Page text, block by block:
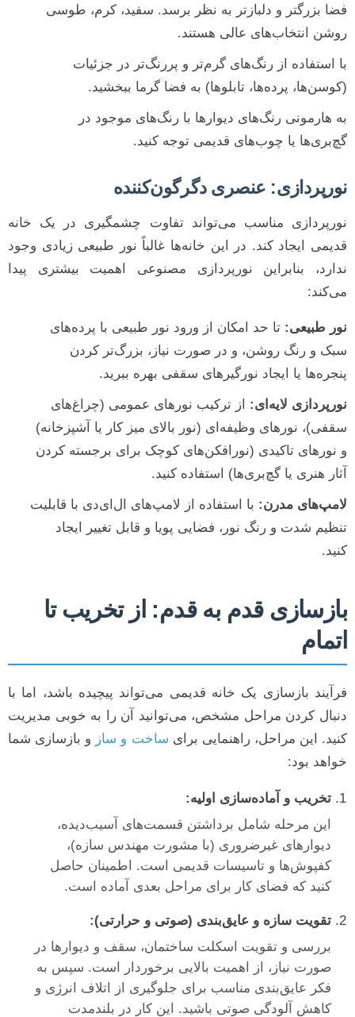
فضا بزرگتر و دلبازتر به نظر برسد. سفید، کرم، طوسی
روشن انتخاب‌های عالی هستند.
با استفاده از رنگ‌های گرم‌تر و پررنگ‌تر در جزئیات
(کوسن‌ها، پرده‌ها، تابلوها) به فضا گرما ببخشید.
به هارمونی رنگ‌های دیوارها با رنگ‌های موجود در
گچ‌بری‌ها یا چوب‌های قدیمی توجه کنید.
نورپردازی: عنصری دگرگون‌کننده
نورپردازی مناسب می‌تواند تفاوت چشمگیری در یک خانه
قدیمی ایجاد کند. در این خانه‌ها غالباً نور طبیعی زیادی وجود
ندارد، بنابراین نورپردازی مصنوعی اهمیت بیشتری پیدا
می‌کند:
نور طبیعی: تا حد امکان از ورود نور طبیعی با پرده‌های
سبک و رنگ روشن، و در صورت نیاز، بزرگ‌تر کردن
پنجره‌ها یا ایجاد نورگیرهای سقفی بهره ببرید.
نورپردازی لایه‌ای: از ترکیب نورهای عمومی (چراغ‌های
سقفی)، نورهای وظیفه‌ای (نور بالای میز کار یا آشپزخانه)
و نورهای تاکیدی (نورافکن‌های کوچک برای برجسته کردن
آثار هنری یا گچ‌بری‌ها) استفاده کنید.
لامپ‌های مدرن: با استفاده از لامپ‌های ال‌ای‌دی با قابلیت
تنظیم شدت و رنگ نور، فضایی پویا و قابل تغییر ایجاد
کنید.
بازسازی قدم به قدم: از تخریب تا
اتمام
فرآیند بازسازی یک خانه قدیمی می‌تواند پیچیده باشد، اما با
دنبال کردن مراحل مشخص، می‌توانید آن را به خوبی مدیریت
کنید. این مراحل، راهنمایی برای ساخت و ساز
و بازسازی شما
خواهد بود:
تخریب و آماده‌سازی اولیه:
این مرحله شامل برداشتن قسمت‌های آسیب‌دیده،
دیوارهای غیرضروری (با مشورت مهندس سازه)،
کفپوش‌ها و تاسیسات قدیمی است. اطمینان حاصل
کنید که فضای کار برای مراحل بعدی آماده است.
تقویت سازه و عایق‌بندی (صوتی و حرارتی):
بررسی و تقویت اسکلت ساختمان، سقف و دیوارها در
صورت نیاز، از اهمیت بالایی برخوردار است. سپس به
فکر عایق‌بندی مناسب برای جلوگیری از اتلاف انرژی و
کاهش آلودگی صوتی باشید. این کار در بلندمدت